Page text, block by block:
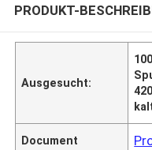
PRODUKT-
Ausgesucht:
Document